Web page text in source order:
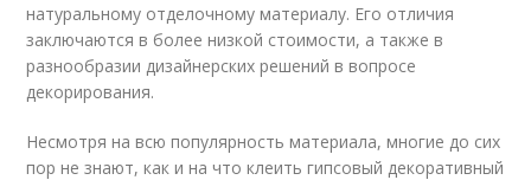
натуральному отделочному материалу. Его отличия
заключаются в более низкой стоимости, а также в
разнообразии дизайнерских решений в вопросе
декорирования.
Несмотря на всю популярность материала, многие до сих
пор не знают, как и на что клеить гипсовый декоративный